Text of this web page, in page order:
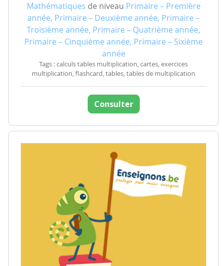
Mathématiques de niveau Primaire – Première
année, Primaire – Deuxième année, Primaire –
Troisième année, Primaire – Quatrième année,
Primaire – Cinquième année, Primaire – Sixième
année
Tags : calculs tables multiplication, cartes, exercices
multiplication, flashcard, tables, tables de multiplication
Consulter